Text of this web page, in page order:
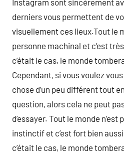
Instagram sont sincèrement
derniers vous permettent de
visuellement ces lieux.Tout le
personne machinal et c’est
c’était le cas, le monde
Cependant, si vous voulez
chose d’un peu différent tout
question, alors cela ne peut
d’essayer. Tout le monde n’est
instinctif et c’est fort bien
c’était le cas, le monde